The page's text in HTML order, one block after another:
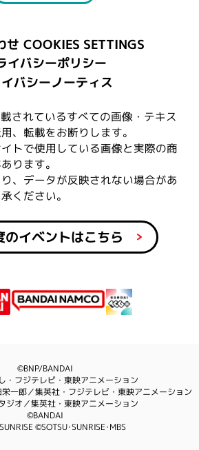
せ COOKIES SETTINGS
イバシーポリシー
バシーノーティス
されているすべての画像・テキス
、転載をお断りします。
トで使用している画像と実際の商
ります。
、データが反映されない場合があ
ください。
のイベントはこちら
©BNP/BANDAI
・フジテレビ・東映アニメーション
一郎／集英社・フジテレビ・東映アニメーション
ジオ／集英社・東映アニメーション
©BANDAI
©SOTSU･SUNRISE･MBS